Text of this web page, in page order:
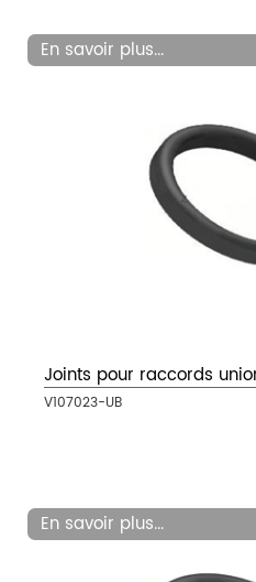
En savoir plus...
Joints pour raccords
V107023-UB
En savoir plus...